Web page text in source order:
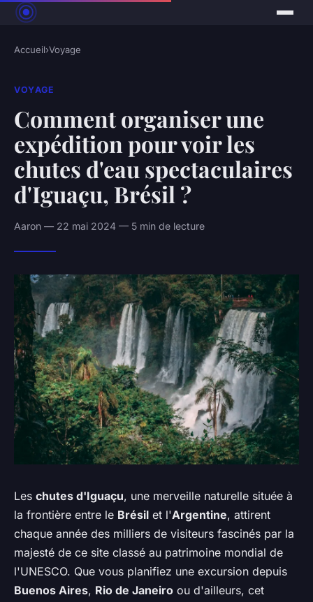
Accueil›Voyage
VOYAGE
Comment organiser une
expédition pour voir les
chutes d'eau spectaculaires
d'Iguaçu, Brésil ?
Aaron — 22 mai 2024 — 5 min de lecture
Les chutes d'Iguaçu, une merveille naturelle située à
la frontière entre le Brésil et l'Argentine, attirent
chaque année des milliers de visiteurs fascinés par la
majesté de ce site classé au patrimoine mondial de
l'UNESCO. Que vous planifiez une excursion depuis
Buenos Aires, Rio de Janeiro ou d'ailleurs, cet